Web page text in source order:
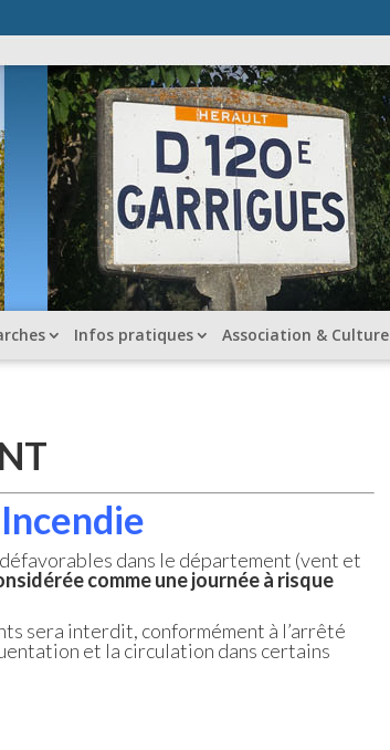
Infos pratiques Association & Culture
dans le département (vent et
comme une journée à risque
sera interdit, conformément à l’arrêté
et la circulation dans certains